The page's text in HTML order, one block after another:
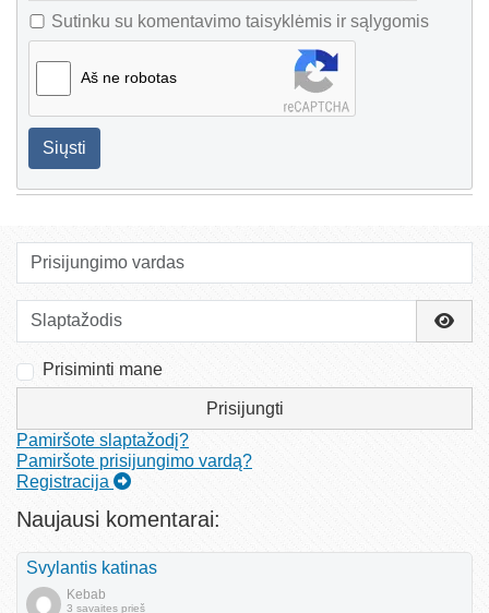
Sutinku su komentavimo taisyklėmis ir sąlygomis
Aš ne robotas
Siųsti
Prisijungimo vardas
Slaptažodis
Prisiminti mane
Prisijungti
Pamiršote slaptažodį?
Pamiršote prisijungimo vardą?
Registracija
Naujausi komentarai:
Svylantis katinas
Kebab
3 savaites prieš